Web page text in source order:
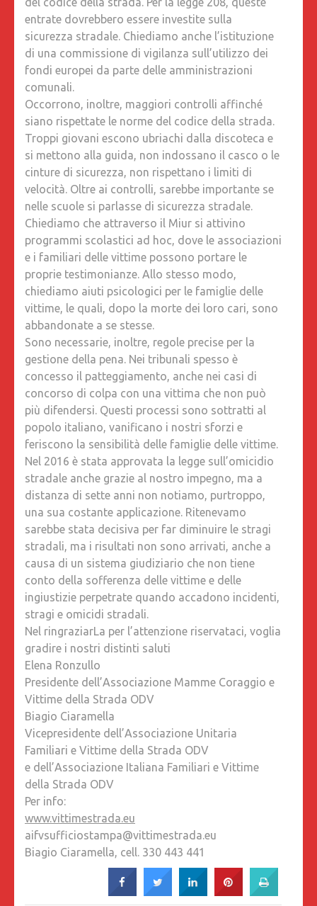
entrate dovrebbero essere investite sulla
sicurezza stradale. Chiediamo anche l’istituzione
di una commissione di vigilanza sull’utilizzo dei
fondi europei da parte delle amministrazioni
comunali.
Occorrono, inoltre, maggiori controlli affinché
siano rispettate le norme del codice della strada.
Troppi giovani escono ubriachi dalla discoteca e
si mettono alla guida, non indossano il casco o le
cinture di sicurezza, non rispettano i limiti di
velocità. Oltre ai controlli, sarebbe importante se
nelle scuole si parlasse di sicurezza stradale.
Chiediamo che attraverso il Miur si attivino
programmi scolastici ad hoc, dove le associazioni
e i familiari delle vittime possono portare le
proprie testimonianze. Allo stesso modo,
chiediamo aiuti psicologici per le famiglie delle
vittime, le quali, dopo la morte dei loro cari, sono
abbandonate a se stesse.
Sono necessarie, inoltre, regole precise per la
gestione della pena. Nei tribunali spesso è
concesso il patteggiamento, anche nei casi di
concorso di colpa con una vittima che non può
più difendersi. Questi processi sono sottratti al
popolo italiano, vanificano i nostri sforzi e
feriscono la sensibilità delle famiglie delle vittime.
Nel 2016 è stata approvata la legge sull’omicidio
stradale anche grazie al nostro impegno, ma a
distanza di sette anni non notiamo, purtroppo,
una sua costante applicazione. Ritenevamo
sarebbe stata decisiva per far diminuire le stragi
stradali, ma i risultati non sono arrivati, anche a
causa di un sistema giudiziario che non tiene
conto della sofferenza delle vittime e delle
ingiustizie perpetrate quando accadono incidenti,
stragi e omicidi stradali.
Nel ringraziarLa per l’attenzione riservataci, voglia
gradire i nostri distinti saluti
Elena Ronzullo
Presidente dell’Associazione Mamme Coraggio e
Vittime della Strada ODV
Biagio Ciaramella
Vicepresidente dell’Associazione Unitaria
Familiari e Vittime della Strada ODV
e dell’Associazione Italiana Familiari e Vittime
della Strada ODV
Per info:
www.vittimestrada.eu
aifvsufficiostampa@vittimestrada.eu
Biagio Ciaramella, cell. 330 443 441